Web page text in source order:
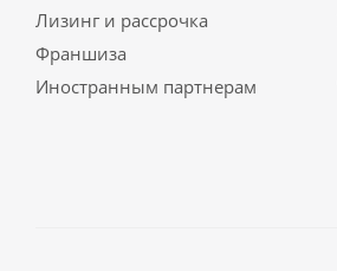
Лизинг и рассрочка
Франшиза
Иностранным партнерам